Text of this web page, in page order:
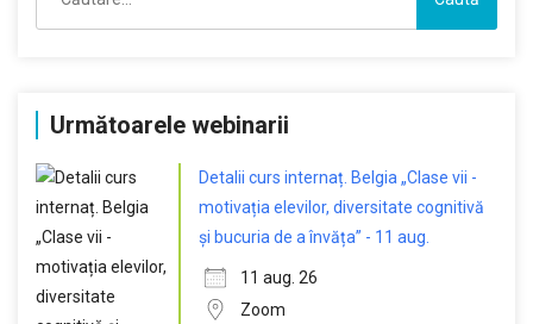
după:
Următoarele webinarii
Detalii curs internaț. Belgia „Clase vii -
motivația elevilor, diversitate cognitivă
și bucuria de a învăța” - 11 aug.
11 aug. 26
Zoom